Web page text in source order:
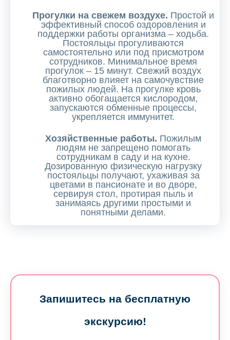
Прогулки на свежем воздухе. Простой и
эффективный способ оздоровления и
поддержки работы организма – ходьба.
Постояльцы прогуливаются
самостоятельно или под присмотром
сотрудников. Минимальное время
прогулок – 15 минут. Свежий воздух
благотворно влияет на самочувствие
пожилых людей. На прогулке кровь
активно обогащается кислородом,
запускаются обменные процессы,
укрепляется иммунитет.
Хозяйственные работы. Пожилым
людям не запрещено помогать
сотрудникам в саду и на кухне.
Дозированную физическую нагрузку
постояльцы получают, ухаживая за
цветами в пансионате и во дворе,
сервируя стол, протирая пыль и
занимаясь другими простыми и
понятными делами.
Запишитесь на бесплатную
экскурсию!